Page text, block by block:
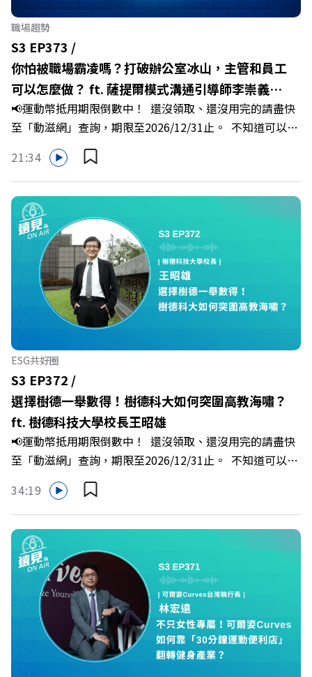
轉化為凝聚團隊與縣民認同感的力量？🔺在迎向黃金十年的
新局下，嘉義如何打造子弟能安心安居的未來？ 主持人／
遠見雜誌副社長兼遠見智庫總編輯 李建興 與談人／嘉義縣
縣長 翁章梁、立法委員 蔡易餘、財信傳媒集團董事長 謝金
河、紙風車劇團創辦人 李永豐、嘉義縣人力發展所所長 許
喻理+++++🎂歡慶遠見40歲生日！手速搶下破天荒的獨家
優惠>>>https://gvmkt.pse.is/9e5pbz✨關注《遠見》更多
的社群：LINE：https://reurl.cc/A4ELQpIG：
https://bit.ly/3AjBWNVYT：https://bit.ly/38jNi9k
職場趨勢
S3 EP373 /
你怕被職場霸凌嗎？打破辦公室冰山，主管和員工
可以怎麼做？ ft. 薩提爾模式溝通引導師李崇義、
謝佳芸
📢運動幣抵用期限倒數中！ 還沒領取、還沒用完的請盡快
至「動滋網」查詢，期限至2026/12/31止。 不知道可以在
哪裡使用嗎？ 上「動滋網」【合作店家】專區，全台五千
多家合作業者任你選，馬上來找適用地點！ ➡️
https://fstry.pse.is/9epct2 —— 以上為 FMTaiwan 與
Firstory Podcast 廣告 —— 你常在職場中感到焦慮、害怕
犯錯，甚至覺得自己正遭受不友善的對待或霸凌嗎？當工作
中的人際摩擦、怕輸怕失敗的緊繃感成為日常，我們不能只
是委屈討好或一味逃避，更需要學會看透人際互動底層的
「職場冰山」。 本集《遠見 ON AIR》邀請到薩提爾模式溝
通引導師、天下文化新書《透視職場冰山》作者李崇義與謝
佳芸老師，帶你透過「冰山理論」拆解職場上的對立與衝
突，學會用「好奇」代替「批判」。即使在變動快速的AI時
代，也能幫自己打造不被成敗輕易定義的強韌自我。 🔺 職
場衝突與霸凌從何而來？🔺 如何用「冰山對話」看穿主管
焦慮，將對立化為合作？🔺 怎麼做到「好奇少一點、批判
少一點」？🔺 面對AI時代的職涯焦慮，如何把自我價值打
分權拿回手裡？ +++++📓《透視職場冰山》新書介紹
>>>https://bookzone.cwgv.com.tw/book/BWL108🎂歡
慶遠見40歲生日！手速搶下破天荒的獨家優惠
>>>https://gvmkt.pse.is/9e5pbz✨關注《遠見》更多的社
群：LINE：https://reurl.cc/A4ELQpIG：
Powered by Firstory Hosting
21:34
ESG共好圈
S3 EP372 /
選擇樹德一舉數得！樹德科大如何突圍高教海嘯？
ft. 樹德科技大學校長王昭雄
📢運動幣抵用期限倒數中！ 還沒領取、還沒用完的請盡快
至「動滋網」查詢，期限至2026/12/31止。 不知道可以在
哪裡使用嗎？ 上「動滋網」【合作店家】專區，全台五千
多家合作業者任你選，馬上來找適用地點！ ➡️
https://fstry.pse.is/9epct2 —— 以上為 FMTaiwan 與
Firstory Podcast 廣告 —— 在少子化浪潮、私校面臨退場
海嘯的嚴峻考驗下，南台灣的技職學校該如何轉型突圍？
本集《遠見ON AIR》邀請到樹德科技大學校長王昭雄，帶
你解析樹德科大如何打造出兼顧學校永續發展與地方創生的
技職教育新典範！ 🔺如何從「傳統私校」轉型為「產學無
縫接軌者」？ 🔺AI如何深度賦能設計與人文學科學群？ 🔺
首創「菲律賓半導體專班」！驚豔科技界的國際精準育才
🔺一舉拿下4大USR專案！深耕地方的溫暖社會責任平台 主
34:19